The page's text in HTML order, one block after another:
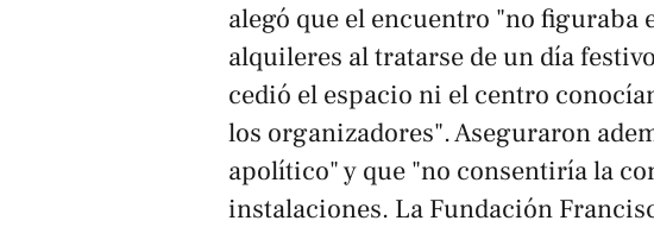
alegó que el encuentro "no figuraba
alquileres al tratarse de un día
cedió el espacio ni el centro
los organizadores". Aseguraron
apolítico" y que "no consentiría la
instalaciones. La Fundación